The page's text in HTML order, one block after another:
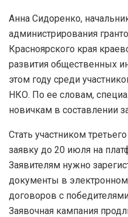
Анна Сидоренко,
администрирования
Красноярского края
развития общественных
этом году среди
НКО. По ее словам,
новичкам в составлении
Стать участником
заявку до 20 июля на
Заявителям нужно
документы в
договоров с
Заявочная кампания